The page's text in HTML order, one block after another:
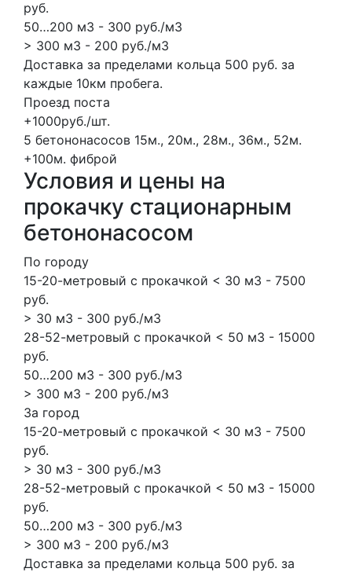
руб.
50…200 м3 - 300 руб./м3
> 300 м3 - 200 руб./м3
Доставка за пределами кольца 500 руб. за
каждые 10км пробега.
Проезд поста
+1000руб./шт.
5 бетононасосов 15м., 20м., 28м., 36м., 52м.
+100м. фиброй
Условия и цены на
прокачку стационарным
бетононасосом
По городу
15-20-метровый с прокачкой < 30 м3 - 7500
руб.
> 30 м3 - 300 руб./м3
28-52-метровый с прокачкой < 50 м3 - 15000
руб.
50…200 м3 - 300 руб./м3
> 300 м3 - 200 руб./м3
За город
15-20-метровый с прокачкой < 30 м3 - 7500
руб.
> 30 м3 - 300 руб./м3
28-52-метровый с прокачкой < 50 м3 - 15000
руб.
50…200 м3 - 300 руб./м3
> 300 м3 - 200 руб./м3
Доставка за пределами кольца 500 руб. за